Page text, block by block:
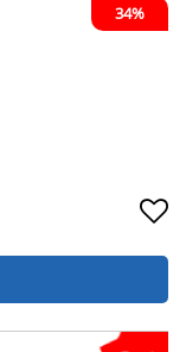
34%